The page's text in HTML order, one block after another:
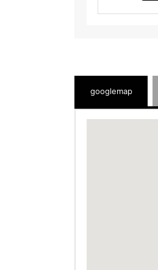
googlemap